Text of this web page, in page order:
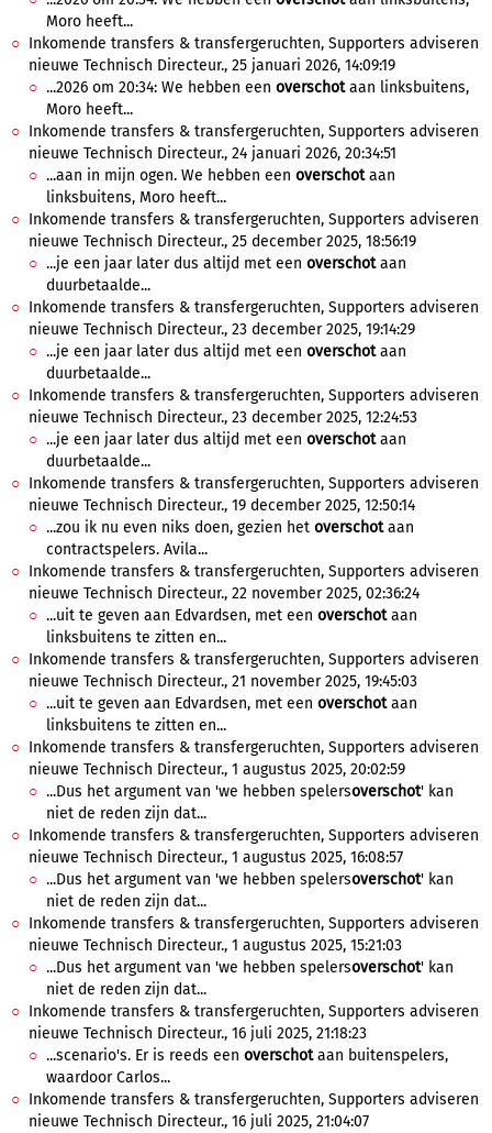
Moro heeft...
Inkomende transfers & transfergeruchten, Supporters adviseren
nieuwe Technisch Directeur., 25 januari 2026, 14:09:19
...2026 om 20:34: We hebben een overschotaan linksbuitens,
Moro heeft...
Inkomende transfers & transfergeruchten, Supporters adviseren
nieuwe Technisch Directeur., 24 januari 2026, 20:34:51
...aan in mijn ogen. We hebben een overschotaan
linksbuitens, Moro heeft...
Inkomende transfers & transfergeruchten, Supporters adviseren
nieuwe Technisch Directeur., 25 december 2025, 18:56:19
...je een jaar later dus altijd met een overschotaan
duurbetaalde...
Inkomende transfers & transfergeruchten, Supporters adviseren
nieuwe Technisch Directeur., 23 december 2025, 19:14:29
...je een jaar later dus altijd met een overschotaan
duurbetaalde...
Inkomende transfers & transfergeruchten, Supporters adviseren
nieuwe Technisch Directeur., 23 december 2025, 12:24:53
...je een jaar later dus altijd met een overschotaan
duurbetaalde...
Inkomende transfers & transfergeruchten, Supporters adviseren
nieuwe Technisch Directeur., 19 december 2025, 12:50:14
...zou ik nu even niks doen, gezien het overschotaan
contractspelers. Avila...
Inkomende transfers & transfergeruchten, Supporters adviseren
nieuwe Technisch Directeur., 22 november 2025, 02:36:24
...uit te geven aan Edvardsen, met een overschotaan
linksbuitens te zitten en...
Inkomende transfers & transfergeruchten, Supporters adviseren
nieuwe Technisch Directeur., 21 november 2025, 19:45:03
...uit te geven aan Edvardsen, met een overschotaan
linksbuitens te zitten en...
Inkomende transfers & transfergeruchten, Supporters adviseren
nieuwe Technisch Directeur., 1 augustus 2025, 20:02:59
...Dus het argument van 'we hebben spelersoverschot' kan
niet de reden zijn dat...
Inkomende transfers & transfergeruchten, Supporters adviseren
nieuwe Technisch Directeur., 1 augustus 2025, 16:08:57
...Dus het argument van 'we hebben spelersoverschot' kan
niet de reden zijn dat...
Inkomende transfers & transfergeruchten, Supporters adviseren
nieuwe Technisch Directeur., 1 augustus 2025, 15:21:03
...Dus het argument van 'we hebben spelersoverschot' kan
niet de reden zijn dat...
Inkomende transfers & transfergeruchten, Supporters adviseren
nieuwe Technisch Directeur., 16 juli 2025, 21:18:23
...scenario's. Er is reeds een overschotaan buitenspelers,
waardoor Carlos...
Inkomende transfers & transfergeruchten, Supporters adviseren
nieuwe Technisch Directeur., 16 juli 2025, 21:04:07